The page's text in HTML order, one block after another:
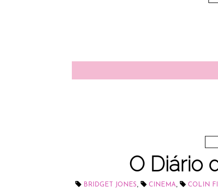
O Diário
BRIDGET JONES CINEMA COLIN